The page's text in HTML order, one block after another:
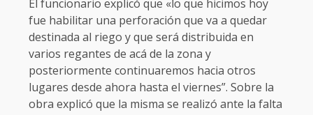
El funcionario explicó que «lo que hicimos hoy
fue habilitar una perforación que va a quedar
destinada al riego y que será distribuida en
varios regantes de acá de la zona y
posteriormente continuaremos hacia otros
lugares desde ahora hasta el viernes”. Sobre la
obra explicó que la misma se realizó ante la falta